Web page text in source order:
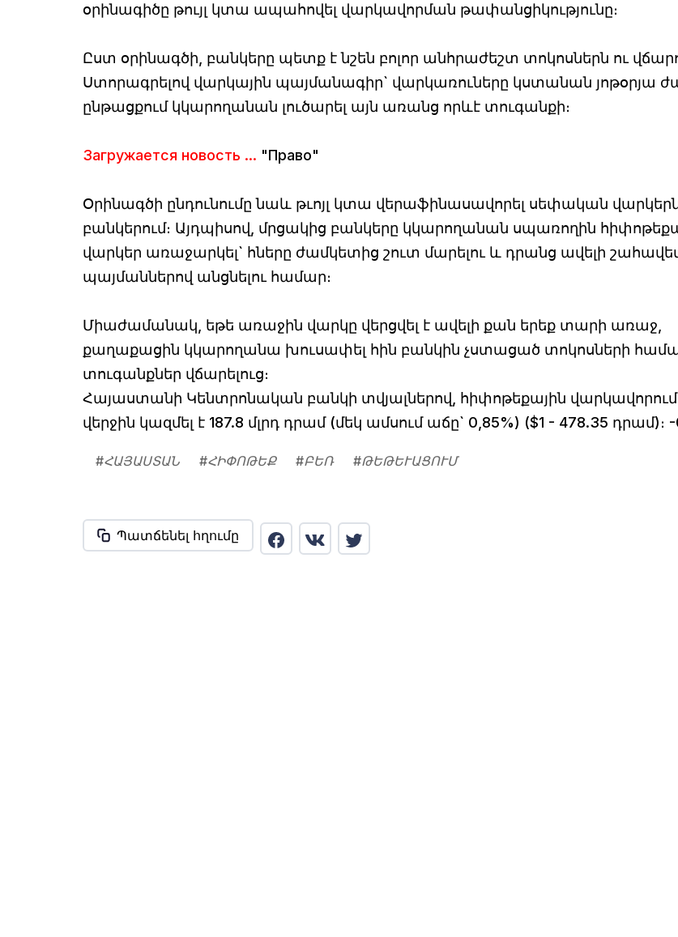
օրինագիծը թույլ կտա ապահովել վարկավորման թափանցիկությունը։
Ըստ օրինագծի, բանկերը պետք է նշեն բոլոր անհրաժեշտ տոկոսներն ու
Ստորագրելով վարկային պայմանագիր` վարկառուները կստանան յոթօրյա
ընթացքում կկարողանան լուծարել այն առանց որևէ տուգանքի։
Загружается новость ... "Право"
Օրինագծի ընդունումը նաև թւոյլ կտա վերաֆինասավորել սեփական վարկերն
բանկերում։ Այդպիսով, մրցակից բանկերը կկարողանան սպառողին
վարկեր առաջարկել` հները ժամկետից շուտ մարելու և դրանց ավելի
պայմաններով անցնելու համար։
Միաժամանակ, եթե առաջին վարկը վերցվել է ավելի քան երեք տարի առաջ,
քաղաքացին կկարողանա խուսափել հին բանկին չստացած տոկոսների
տուգանքներ վճարելուց։
Հայաստանի Կենտրոնական բանկի տվյալներով, հիփոթեքային վարկավորումը
վերջին կազմել է 187.8 մլրդ դրամ (մեկ ամսում աճը` 0,85%) ($1 - 478.35 դրամ)։
#ՀԱՅԱՍՏԱՆ #ՀԻՓՈԹԵՔ #ԲԵՌ #ԹԵԹԵՒԱՑՈՒՄ
Պատճենել հղումը